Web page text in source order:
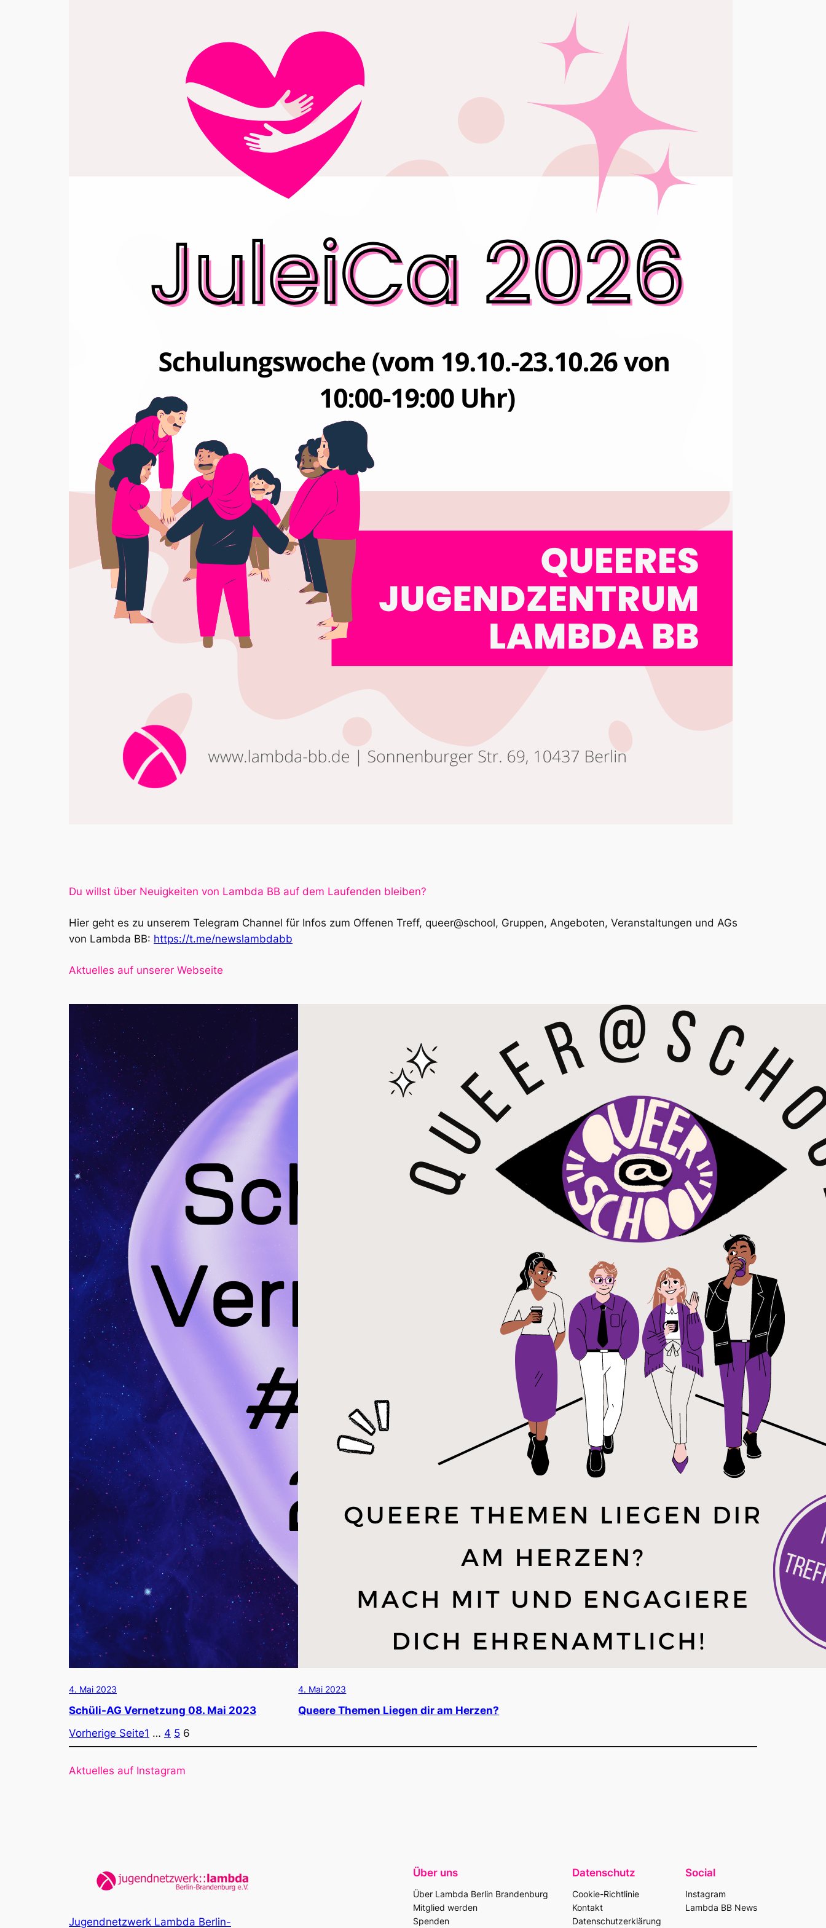
Du willst über Neuigkeiten von Lambda BB auf dem Laufenden bleiben?
Hier geht es zu unserem Telegram Channel für Infos zum Offenen Treff, queer@school, Gruppen, Angeboten, Veranstaltungen und AGs
von Lambda BB: https://t.me/newslambdabb
Aktuelles auf unserer Webseite
4. Mai 2023
Schüli-AG Vernetzung 08. Mai 2023
4. Mai 2023
Queere Themen Liegen dir am Herzen?
Vorherige Seite1 … 4 5 6
Aktuelles auf Instagram
Jugendnetzwerk Lambda Berlin-
Über uns
Über Lambda Berlin Brandenburg
Mitglied werden
Spenden
Datenschutz
Cookie-Richtlinie
Kontakt
Datenschutzerklärung
Social
Instagram
Lambda BB News